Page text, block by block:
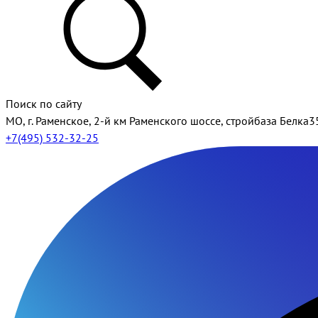
Поиск по сайту
МО, г. Раменское, 2-й км Раменского шоссе, стройбаза
+7(495) 532-32-25